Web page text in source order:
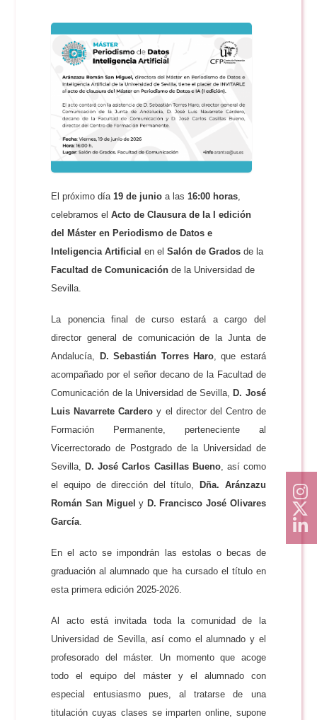
El próximo día19 de junio a las16:00 horas,
celebramos elActo de Clausura de la I edición
del Máster en Periodismo de Datos e
Inteligencia Artificial en elSalón de Gradosde la
Facultad de Comunicación de la Universidad de
Sevilla.
La ponencia final de curso estará a cargo del
director general de comunicación de la Junta de
Andalucía,
D. Sebastián Torres Haro, que estará
acompañado por el señor decano de la Facultad de
Comunicación de la Universidad de Sevilla, D. José
Luis Navarrete Cardero y el director del Centro de
Formación Permanente, perteneciente al
Vicerrectorado de Postgrado de la Universidad de
Sevilla, D. José Carlos Casillas Bueno, así como
el equipo de dirección del título,
Dña. Aránzazu
Román San Miguel y D. Francisco José Olivares
García.
En el acto se impondrán las estolas o becas de
graduación al alumnado que ha cursado el título en
esta primera edición 2025-2026.
Al acto está invitada toda la comunidad de la
Universidad de Sevilla, así como el alumnado y el
profesorado del máster. Un momento que acoge
todo el equipo del máster y el alumnado con
especial entusiasmo pues, al tratarse de una
titulación cuyas clases se imparten online, supone